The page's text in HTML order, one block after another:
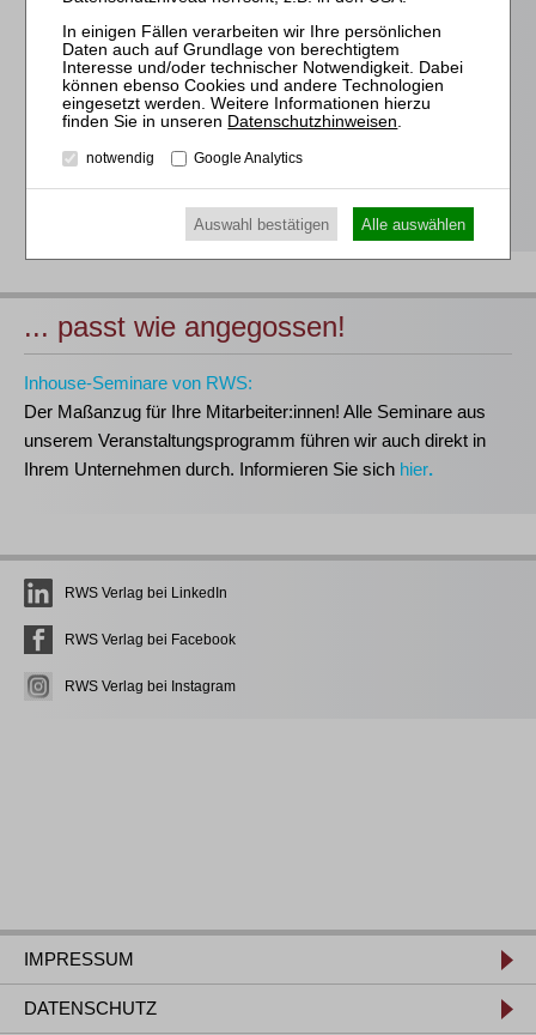
Individuelle Assistenz bis zur Einwahl und Verbindung mit
unserem Online-Seminar
Hochwertige Unterlagen für die Teilnahme, ideal auch zum
späteren Nachschlagen
Erwerb des anerkanntenRWS-Zertifikats
Teilnahmebescheinigungen gemäßGOI, § 15 FAO und
... passt wie angegossen!
Inhouse-Seminare von RWS:
Der Maßanzug für Ihre Mitarbeiter:innen! Alle Seminare aus
unserem Veranstaltungsprogramm führen wir auch direkt in
Ihrem Unternehmen durch. Informieren Sie sich hier.
RWS Verlag bei LinkedIn
RWS Verlag bei Facebook
RWS Verlag bei Instagram
IMPRESSUM
DATENSCHUTZ
Datenschutzhinweisen
notwendig Google Analytics
Auswahl bestätigen Alle auswählen